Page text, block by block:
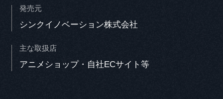
Q2. 演じるキャラクターの印象と役に対する意気込み
発売元
シンクイノベーション株式会社
主な取扱店
アニメショップ・自社ECサイト等